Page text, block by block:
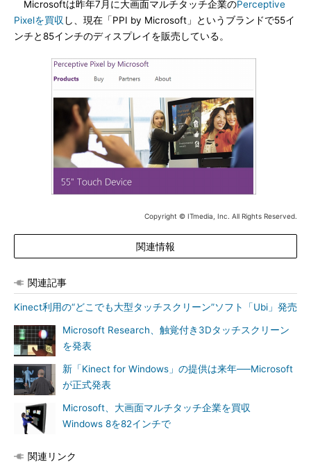
Microsoftは昨年7月に大画面マルチタッチ企業のPerceptive
Pixelを買収 し、現在「PPI by Microsoft」というブランドで55イ
ンチと85インチのディスプレイを販売している。
Copyright © ITmedia, Inc. All Rights Reserved.
関連情報
関連記事
Kinect利用の“どこでも大型タッチスクリーン”ソフト「Ubi」発売
Microsoft Research、触覚付き3Dタッチスクリーン
を発表
新「Kinect for Windows」の提供は来年──Microsoft
が正式発表
Microsoft、大画面マルチタッチ企業を買収
Windows 8を82インチで
関連リンク